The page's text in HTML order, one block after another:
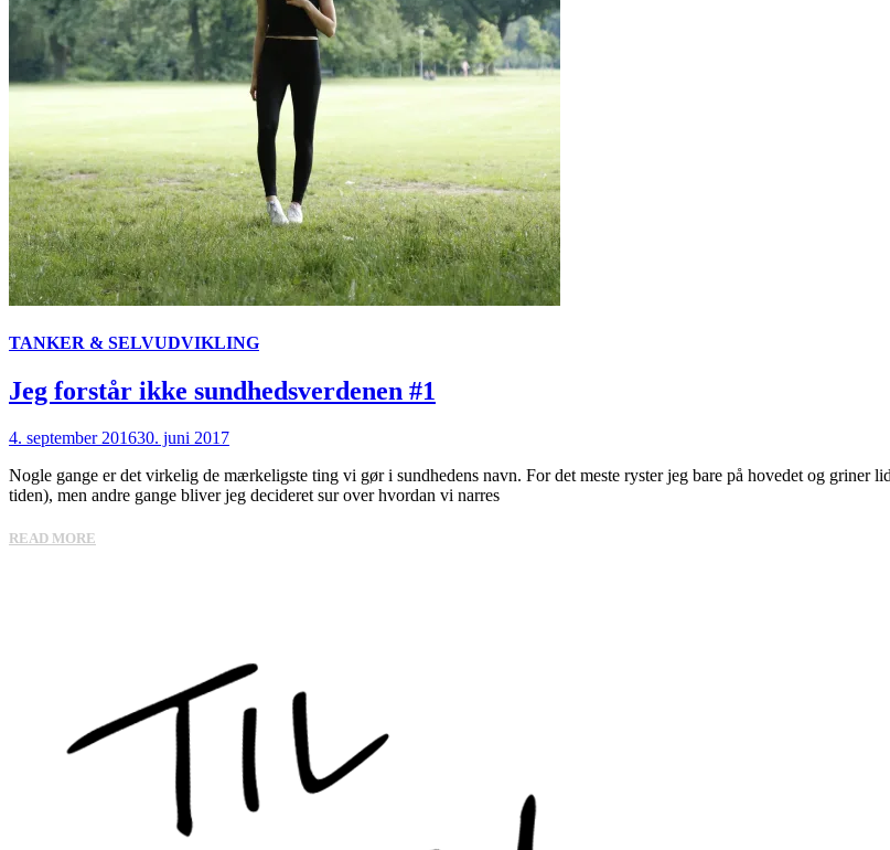
TANKER & SELVUDVIKLING
Jeg forstår ikke sundhedsverdenen #1
4. september 201630. juni 2017
Nogle gange er det virkelig de mærkeligste ting vi gør i sundhedens navn. For det meste ryster jeg bare på hovedet og
tiden), men andre gange bliver jeg decideret sur over hvordan vi narres
READ MORE